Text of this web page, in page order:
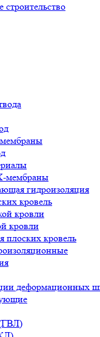
мембраны
гидроизоляция
кровель
кровли
кровли
плоских кровель
деформационных